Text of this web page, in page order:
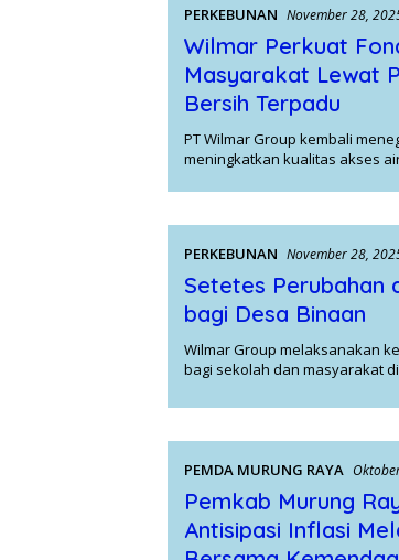
PERKEBUNAN November 28,
Wilmar Perkuat
Masyarakat Lewat
Bersih Terpadu
PT Wilmar Group kembali
meningkatkan kualitas akses
PERKEBUNAN November 28,
Setetes Perubahan
bagi Desa Binaan
Wilmar Group melaksanakan
bagi sekolah dan masyarakat
PEMDA MURUNG RAYA
Pemkab Murung
Antisipasi Inflasi